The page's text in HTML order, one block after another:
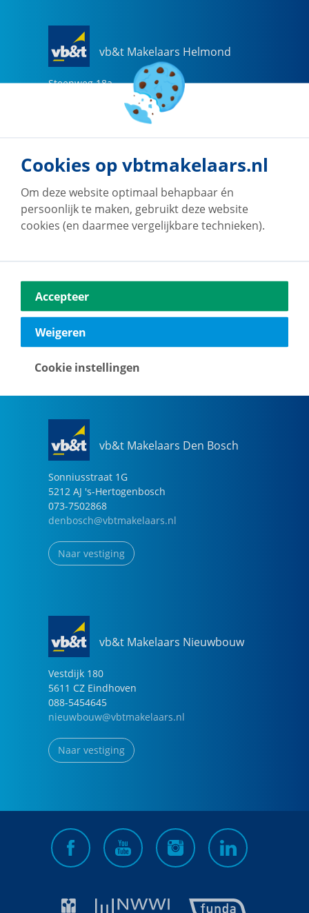
vb&t Makelaars Helmond
Steenweg 18a
helmond@vbtmakelaars.nl
Naar vestiging
Vestdijk 180
5611 CZ Eindhoven
040-2696949
vb&t Makelaars Den Bosch
Sonniusstraat 1G
5212 AJ 's-Hertogenbosch
073-7502868
denbosch@vbtmakelaars.nl
Naar vestiging
vb&t Makelaars Nieuwbouw
Vestdijk 180
5611 CZ Eindhoven
088-5454645
nieuwbouw@vbtmakelaars.nl
Naar vestiging
Cookies op vbtmakelaars.nl
Om deze website optimaal behapbaar én
persoonlijk te maken, gebruikt deze website
cookies (en daarmee vergelijkbare technieken).
Accepteer
Weigeren
Cookie instellingen